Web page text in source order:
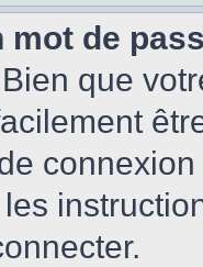
mot de
que